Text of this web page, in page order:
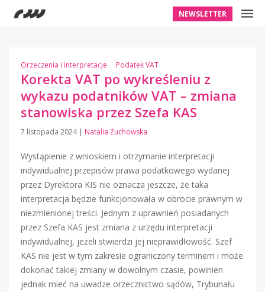
NEWSLETTER
Orzeczenia i interpretacje Podatek VAT
Korekta VAT po wykreśleniu z
wykazu podatników VAT – zmiana
stanowiska przez Szefa KAS
7 listopada 2024 | Natalia Żuchowska
Wystąpienie z wnioskiem i otrzymanie interpretacji
indywidualnej przepisów prawa podatkowego wydanej
przez Dyrektora KIS nie oznacza jeszcze, że taka
interpretacja będzie funkcjonowała w obrocie prawnym w
niezmienionej treści. Jednym z uprawnień posiadanych
przez Szefa KAS jest zmiana z urzędu interpretacji
indywidualnej, jeżeli stwierdzi jej nieprawidłowość. Szef
KAS nie jest w tym zakresie ograniczony terminem i może
dokonać takiej zmiany w dowolnym czasie, powinien
jednak mieć na uwadze orzecznictwo sądów, Trybunału